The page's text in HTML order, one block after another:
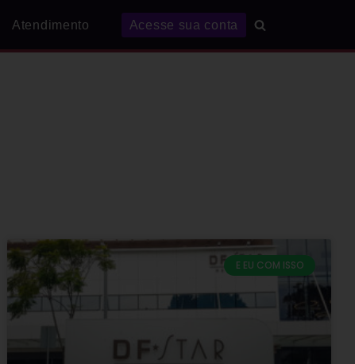
Atendimento Acesse sua conta
E EU COM ISSO